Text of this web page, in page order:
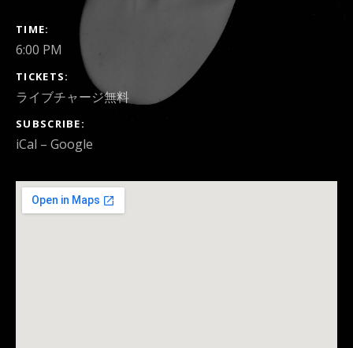
GIG DETAILS
TIME
6:00 PM
TICKETS
ライブチャージ無料
SUBSCRIBE
iCal Google